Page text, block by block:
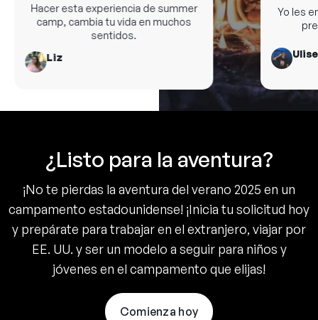
Yo les
Ulises
Hacer esta experiencia de summer
camp, cambia tu vida en muchos
sentidos.
Liz
¿Listo para la aventura?
¡No te pierdas la aventura del verano 2025 en un
campamento estadounidense! ¡Inicia tu solicitud hoy
y prepárate para trabajar en el extranjero, viajar por
EE. UU. y ser un modelo a seguir para niños y
jóvenes en el campamento que elijas!
Comienza hoy